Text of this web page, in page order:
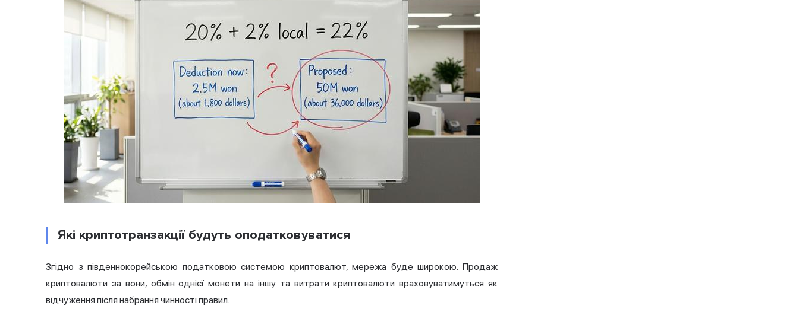
Які криптотранзакції будуть оподатковуватися
Згідно з південнокорейською податковою системою криптовалют, мережа буде широкою. Продаж
криптовалюти за вони, обмін однієї монети на іншу та витрати криптовалюти враховуватимуться як
відчуження після набрання чинності правил.